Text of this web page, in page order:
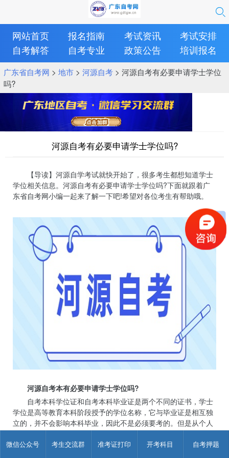
微信公众号 考生交流群 准考证打印 开考科目 自考押题
网站首页 报名指南 考试资讯
考试安排
自考解答
自考专业 政策公告 培训报名
广东省自考网 > 地市> 河源自考> 河源自考有必要申请学士学位
吗?
河源自考有必要申请学士学位吗?
【导读】河源自学考试就快开始了，很多考生都想知道学士
学位相关信息。河源自考有必要申请学士学位吗?下面就跟着广
东省自考网小编一起来了解一下吧!希望对各位考生有帮助哦。
河源自考本有必要申请学士学位吗?
自考本科学位证和自考本科毕业证是两个不同的证书，学士
学位是高等教育本科阶段授予的学位名称，它与毕业证是相互独
立的，并不会影响本科毕业，因此不是必须要考的。但是从个人
发展考虑和职业规划来说，小编建议大家考一个学位证，具体作
用体现在六个方面。